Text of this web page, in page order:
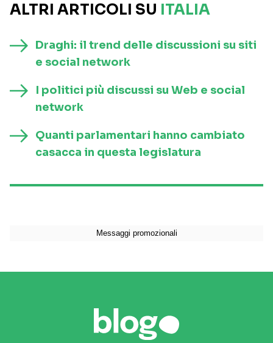
ALTRI ARTICOLI SU ITALIA
Draghi: il trend delle discussioni su siti
e social network
I politici più discussi su Web e social
network
Quanti parlamentari hanno cambiato
casacca in questa legislatura